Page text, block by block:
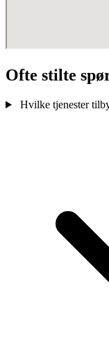
Ofte stilte
Hvilke tjenester